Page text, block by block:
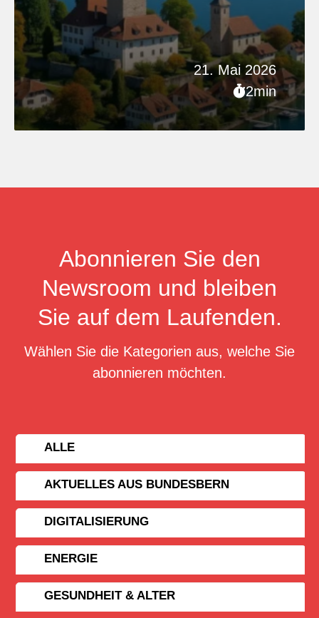
21. Mai 2026
2min
Abonnieren Sie den
Newsroom und bleiben
Sie auf dem Laufenden.
Wählen Sie die Kategorien aus, welche Sie
abonnieren möchten.
ALLE
AKTUELLES AUS BUNDESBERN
DIGITALISIERUNG
ENERGIE
GESUNDHEIT & ALTER